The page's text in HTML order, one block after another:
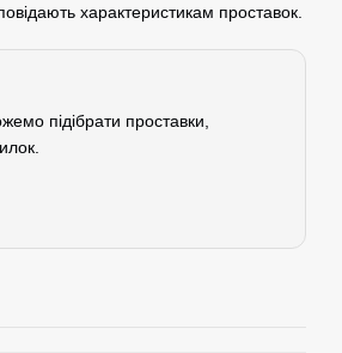
характеристикам проставок.
підібрати проставки,